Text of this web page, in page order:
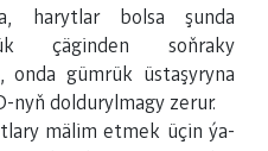
harytlar bolsa şunda
çäginden soňraky
onda gümrük üstaşyryna
nyň doldurylmagy zerur.
mälim etmek üçin ýa-